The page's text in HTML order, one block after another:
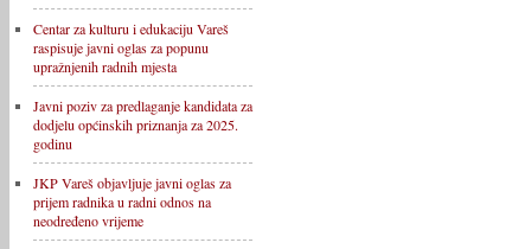
Centar za kulturu i edukaciju Vareš
raspisuje javni oglas za popunu
upražnjenih radnih mjesta
Javni poziv za predlaganje kandidata za
dodjelu općinskih priznanja za 2025.
godinu
JKP Vareš objavljuje javni oglas za
prijem radnika u radni odnos na
neodređeno vrijeme